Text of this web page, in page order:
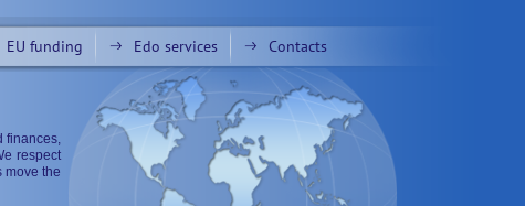
EU funding Edo services Contacts
finances,
respect
move the